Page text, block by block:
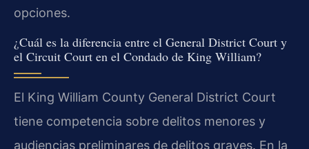
opciones.
¿Cuál es la diferencia entre el General District Court y
el Circuit Court en el Condado de King William?
El King William County General District Court
tiene competencia sobre delitos menores y
audiencias preliminares de delitos graves. En la